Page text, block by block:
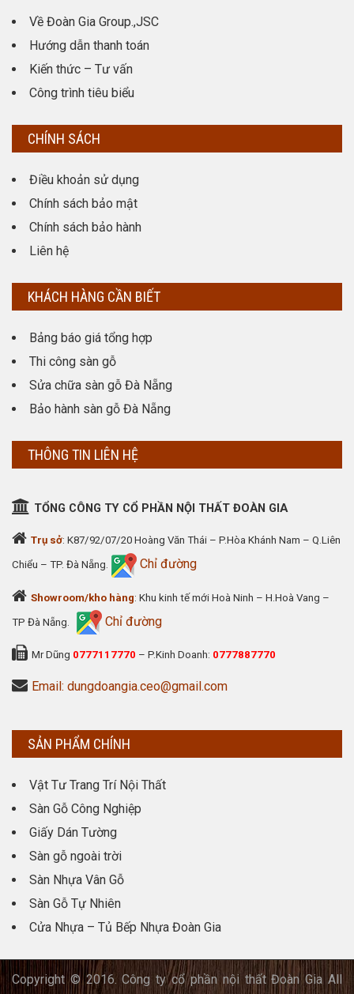
Về Đoàn Gia Group.,JSC
Hướng dẫn thanh toán
Kiến thức – Tư vấn
Công trình tiêu biểu
CHÍNH SÁCH
Điều khoản sử dụng
Chính sách bảo mật
Chính sách bảo hành
Liên hệ
KHÁCH HÀNG CẦN BIẾT
Bảng báo giá tổng hợp
Thi công sàn gỗ
Sửa chữa sàn gỗ Đà Nẵng
Bảo hành sàn gỗ Đà Nẵng
THÔNG TIN LIÊN HỆ
TỔNG CÔNG TY CỔ PHẦN NỘI THẤT ĐOÀN GIA
Trụ sở: K87/92/07/20 Hoàng Văn Thái – P.Hòa Khánh Nam – Q.Liên
Chiểu – TP. Đà Nẵng. Chỉ đường
Showroom/kho hàng: Khu kinh tế mới Hoà Ninh – H.Hoà Vang –
TP Đà Nẵng. Chỉ đường
Mr Dũng 0777117770 – P.Kinh Doanh: 0777887770
Email: dungdoangia.ceo@gmail.com
SẢN PHẨM CHÍNH
Vật Tư Trang Trí Nội Thất
Sàn Gỗ Công Nghiệp
Giấy Dán Tường
Sàn gỗ ngoài trời
Sàn Nhựa Vân Gỗ
Sàn Gỗ Tự Nhiên
Cửa Nhựa – Tủ Bếp Nhựa Đoàn Gia
Copyright © 2016. Công ty cổ phần nội thất Đoàn Gia All